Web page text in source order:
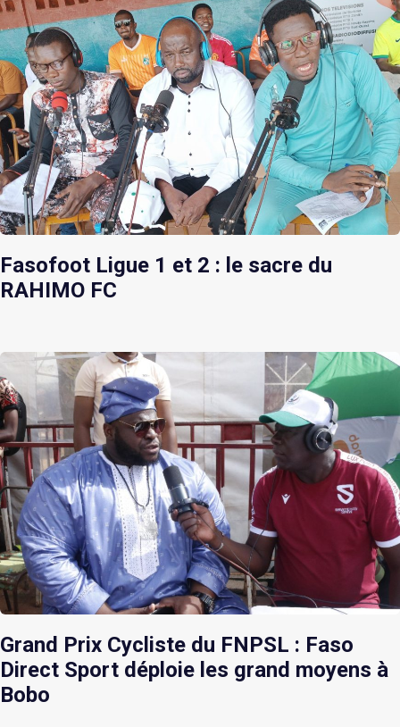
Fasofoot Ligue 1 et 2 : le sacre du
RAHIMO FC
Grand Prix Cycliste du FNPSL : Faso
Direct Sport déploie les grand moyens à
Bobo